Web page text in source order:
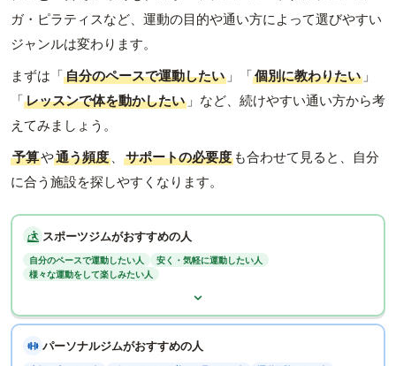
ガ・ピラティスなど、運動の目的や通い方によって選びやすい
ジャンルは変わります。
まずは「自分のペースで運動したい 」「個別に教わりたい 」
「レッスンで体を動かしたい 」など、続けやすい通い方から考
えてみましょう。
予算や通う頻度 、 サポートの必要度 も合わせて見ると、自分
に合う施設を探しやすくなります。
スポーツジムがおすすめの人
自分のペースで運動したい人
安く・気軽に運動したい人
様々な運動をして楽しみたい人
パーソナルジムがおすすめの人